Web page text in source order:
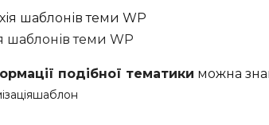
шаблонів теми WP
подібної тематики можна
шаблон